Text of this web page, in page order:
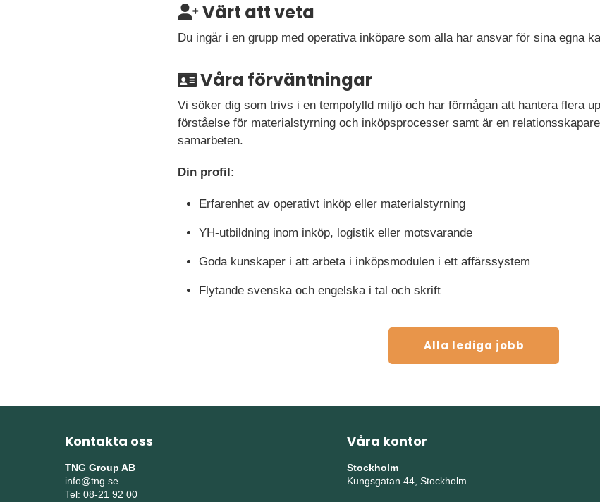
Värt att veta
Du ingår i en grupp med operativa inköpare som alla har ansvar för sina egna
Våra förväntningar
Vi söker dig som trivs i en tempofylld miljö och har förmågan att hantera flera
förståelse för materialstyrning och inköpsprocesser samt är en
samarbeten.
Din profil:
Erfarenhet av operativt inköp eller materialstyrning
YH-utbildning inom inköp, logistik eller motsvarande
Goda kunskaper i att arbeta i inköpsmodulen i ett affärssystem
Flytande svenska och engelska i tal och skrift
Alla lediga jobb
Kontakta oss
TNG Group AB
info@tng.se
Tel: 08-21 92 00
Våra kontor
Stockholm
Kungsgatan 44, Stockholm